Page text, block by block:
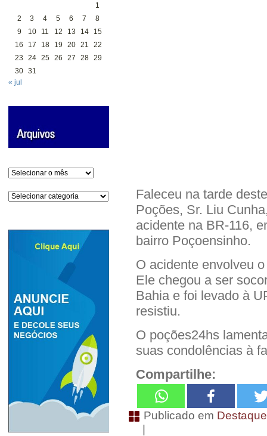
1
2
3 4 5 6 7
8
9
10 11 12 13 14
15
16
17 18 19 20 21
22
23
24 25 26 27 28 29
30 31
« jul
Arquivos
Categorias
Faleceu na tarde
Poções, Sr. Liu
acidente na BR-116,
bairro Poçoensinho.
O acidente envolveu
Ele chegou a ser
Bahia e foi levado à
resistiu.
O poções24hs
suas condolências à
Compartilhe:
Publicado em
|